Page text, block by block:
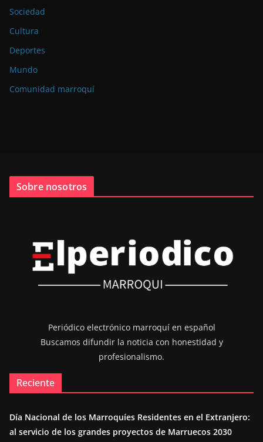
Sociedad
Cultura
Deportes
Mundo
Comunidad marroquí
Sobre nosotros
Periódico electrónico marroquí en español
Buscamos difundir la noticia con honestidad y
profesionalismo.
Reciente
Día Nacional de los Marroquíes Residentes en el Extranjero:
al servicio de los grandes proyectos de Marruecos 2030